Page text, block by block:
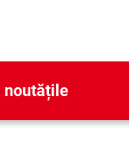
noutățile